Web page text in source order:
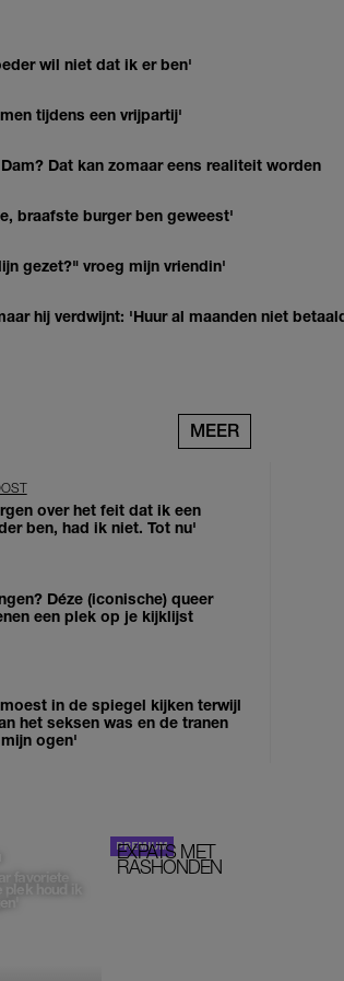
wil niet dat ik er ben'
tijdens een vrijpartij'
Dat kan zomaar eens realiteit worden
braafste burger ben geweest'
gezet?" vroeg mijn vriendin'
hij verdwijnt: 'Huur al maanden niet
MEER
over het feit dat ik een
ben, had ik niet. Tot nu'
Déze (iconische) queer
een plek op je kijklijst
in de spiegel kijken terwijl
het seksen was en de tranen
ogen'
favoriete
houd ik
EXPATS MET
RASHONDEN